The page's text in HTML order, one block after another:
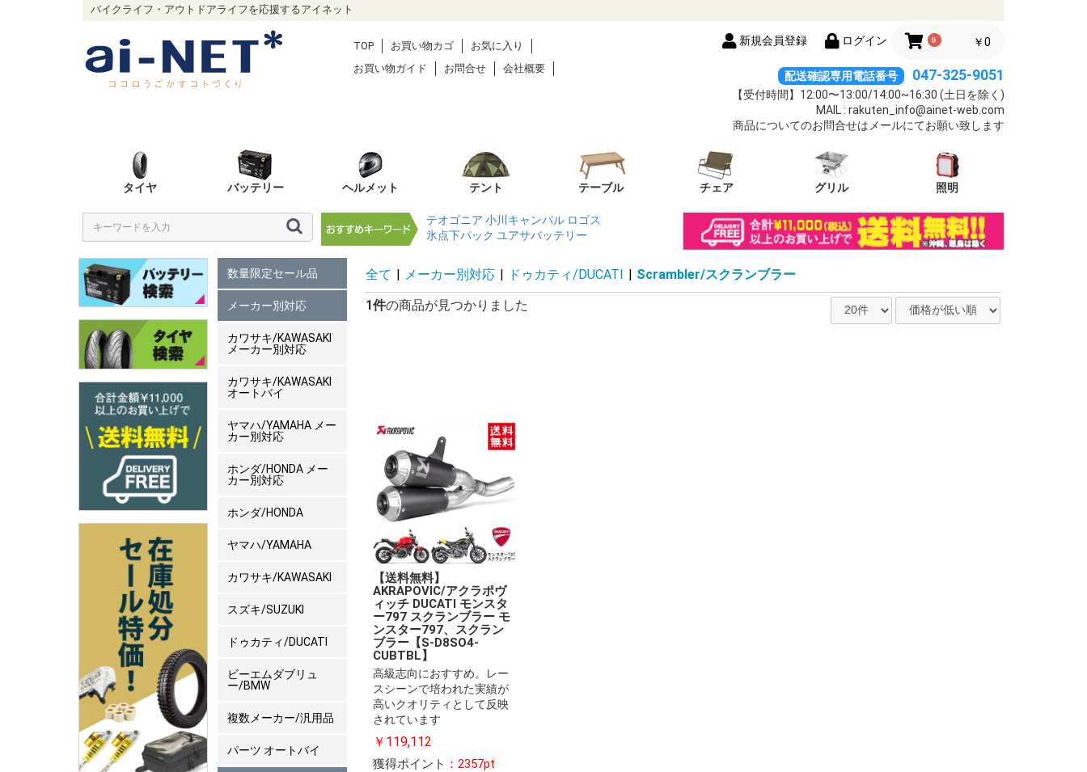
バイクライフ・アウトドアライフを応援するアイネット
TOP お買い物カゴ
お気に入り
お買い物ガイド
お問合せ 会社概要
0 ￥0
新規会員登録 ログイン
配送確認専用電話番号 047-325-9051
【受付時間】12:00〜13:00/14:00~16:30 (土日を除く)
MAIL : rakuten_info@ainet-web.com
商品についてのお問合せはメールにてお願い致します
タイヤ バッテリー ヘルメット テント テーブル チェア グリル 照明
テオゴニア 小川キャンパル ロゴス
氷点下パック ユアサバッテリー
数量限定セール品
メーカー別対応
カワサキ/KAWASAKI
メーカー別対応
カワサキ/KAWASAKI
オートバイ
ヤマハ/YAMAHA メー
カー別対応
ホンダ/HONDA メー
カー別対応
ホンダ/HONDA
ヤマハ/YAMAHA
カワサキ/KAWASAKI
スズキ/SUZUKI
ドゥカティ/DUCATI
ビーエムダブリュ
ー/BMW
複数メーカー/汎用品
パーツ オートバイ
全て メーカー別対応 ドゥカティ/DUCATI
Scrambler/スクランブラー
1件の商品が見つかりました
【送料無料】
AKRAPOVIC/アクラポヴ
ィッチ DUCATI モンスタ
ー797 スクランブラー モ
ンスター797、スクラン
ブラー【S-D8SO4-
CUBTBL】
高級志向におすすめ。レー
スシーンで培われた実績が
高いクオリティとして反映
されています
￥119,112
獲得ポイント ：2357pt